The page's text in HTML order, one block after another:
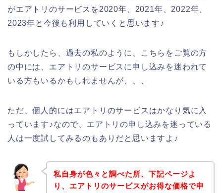
がエアトリのサービスを2020年、2021年、2022年、
2023年と今後も利用していくと思います♪
もしかしたら、過去の私のように、こちらをご覧の方
の中には、エアトリのサービスに申し込みを迷われて
いる方もいるかもしれませんが、、、
ただ、個人的にはエアトリのサービスはかなり気に入
っています♪なので、エアトリの申し込みを迷っている
人は一度試してみるのもありだと思いますよ♪
私自身が色々と調べた所、下記ページよ
り、エアトリのサービスがお得な価格で申